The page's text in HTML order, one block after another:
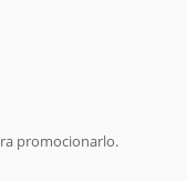
promocionarlo.